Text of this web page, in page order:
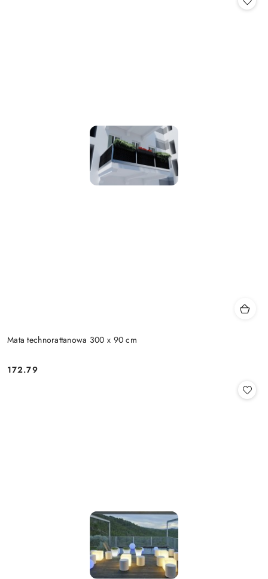
Mata technorattanowa 300 x 90 cm
Cena:
172.79